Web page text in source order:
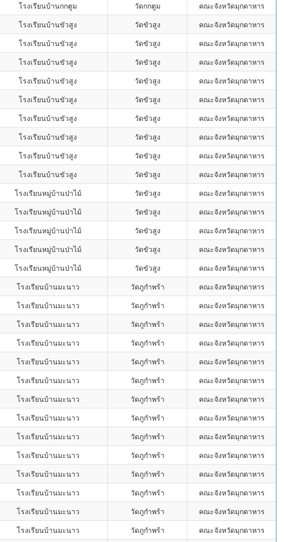
โรงเรียนบ้านกกตูม วัดกกตูม
คณะจังหวัดมุกดาหาร
โรงเรียนบ้านขัวสูง วัดขัวสูง
คณะจังหวัดมุกดาหาร
โรงเรียนบ้านขัวสูง วัดขัวสูง
คณะจังหวัดมุกดาหาร
โรงเรียนบ้านขัวสูง วัดขัวสูง
คณะจังหวัดมุกดาหาร
โรงเรียนบ้านขัวสูง วัดขัวสูง
คณะจังหวัดมุกดาหาร
โรงเรียนบ้านขัวสูง วัดขัวสูง
คณะจังหวัดมุกดาหาร
โรงเรียนบ้านขัวสูง วัดขัวสูง
คณะจังหวัดมุกดาหาร
โรงเรียนบ้านขัวสูง วัดขัวสูง
คณะจังหวัดมุกดาหาร
โรงเรียนบ้านขัวสูง วัดขัวสูง
คณะจังหวัดมุกดาหาร
โรงเรียนบ้านขัวสูง วัดขัวสูง
คณะจังหวัดมุกดาหาร
โรงเรียนหมู่บ้านป่าไม้ วัดขัวสูง
คณะจังหวัดมุกดาหาร
โรงเรียนหมู่บ้านป่าไม้ วัดขัวสูง
คณะจังหวัดมุกดาหาร
โรงเรียนหมู่บ้านป่าไม้ วัดขัวสูง
คณะจังหวัดมุกดาหาร
โรงเรียนหมู่บ้านป่าไม้ วัดขัวสูง
คณะจังหวัดมุกดาหาร
โรงเรียนหมู่บ้านป่าไม้ วัดขัวสูง
คณะจังหวัดมุกดาหาร
โรงเรียนบ้านมะนาว วัดภูกำพร้า
คณะจังหวัดมุกดาหาร
โรงเรียนบ้านมะนาว วัดภูกำพร้า
คณะจังหวัดมุกดาหาร
โรงเรียนบ้านมะนาว วัดภูกำพร้า
คณะจังหวัดมุกดาหาร
โรงเรียนบ้านมะนาว วัดภูกำพร้า
คณะจังหวัดมุกดาหาร
โรงเรียนบ้านมะนาว วัดภูกำพร้า
คณะจังหวัดมุกดาหาร
โรงเรียนบ้านมะนาว วัดภูกำพร้า
คณะจังหวัดมุกดาหาร
โรงเรียนบ้านมะนาว วัดภูกำพร้า
คณะจังหวัดมุกดาหาร
โรงเรียนบ้านมะนาว วัดภูกำพร้า
คณะจังหวัดมุกดาหาร
โรงเรียนบ้านมะนาว วัดภูกำพร้า
คณะจังหวัดมุกดาหาร
โรงเรียนบ้านมะนาว วัดภูกำพร้า
คณะจังหวัดมุกดาหาร
โรงเรียนบ้านมะนาว วัดภูกำพร้า
คณะจังหวัดมุกดาหาร
โรงเรียนบ้านมะนาว วัดภูกำพร้า
คณะจังหวัดมุกดาหาร
โรงเรียนบ้านมะนาว วัดภูกำพร้า
คณะจังหวัดมุกดาหาร
โรงเรียนบ้านมะนาว วัดภูกำพร้า คณะจังหวัดมุกดาหาร